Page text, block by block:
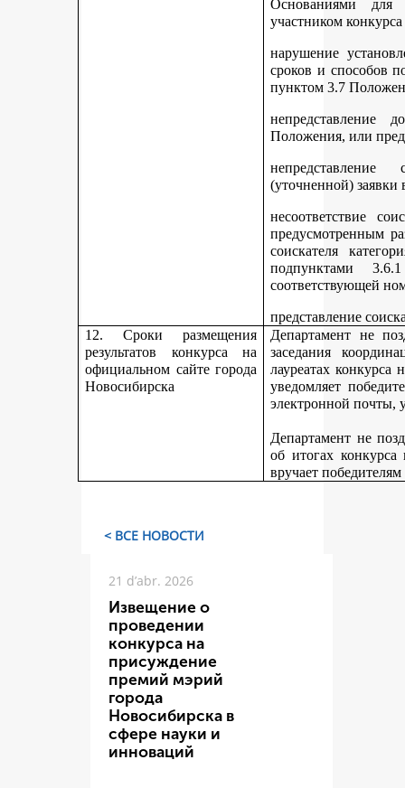
Основаниями для
участником
нарушение
сроков и способов
пунктом 3.7
непредставление
Положения, или
непредставление
(уточненной) заявки
несоответствие
предусмотренным
соискателя
подпунктами 3.6.1
соответствующей
представление
12. Сроки размещения
результатов конкурса на
официальном сайте города
Новосибирска
Департамент не
заседания
лауреатах
уведомляет
электронной почты,
Департамент не
об итогах
вручает
< ВСЕ НОВОСТИ
21 d’abr. 2026
Извещение о
проведении
конкурса на
присуждение
премий мэрий
города
Новосибирска в
сфере науки и
инноваций